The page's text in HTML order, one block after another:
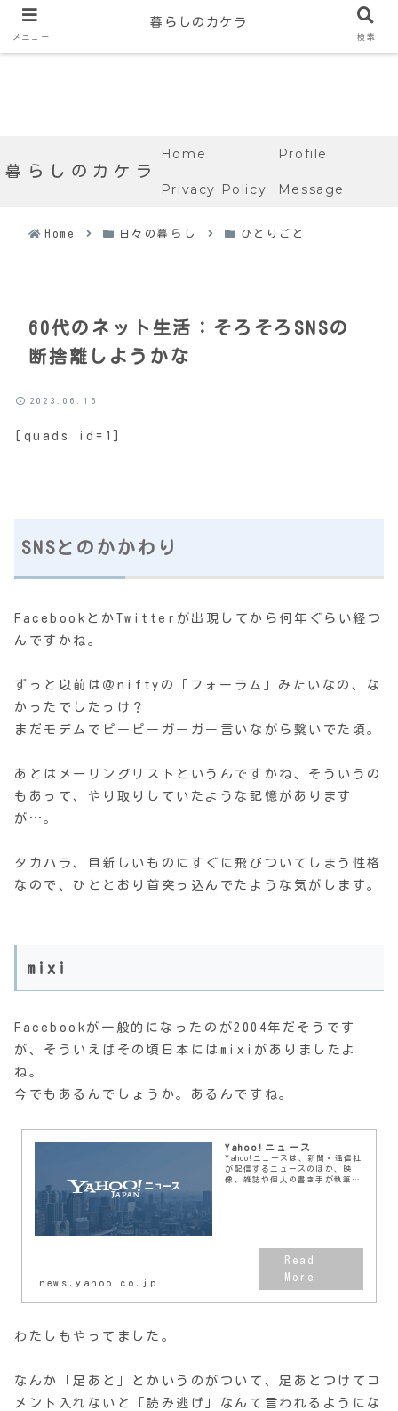
暮らしのカケラ
Home Profile
Privacy Policy Message
Home 日々の暮らし ひとりごと
60代のネット生活：そろそろSNSの
断捨離しようかな
2023.06.15
[quads id=1]
SNSとのかかわり
FacebookとかTwitterが出現してから何年ぐらい経つ
んですかね。
ずっと以前は＠niftyの「フォーラム」みたいなの、な
かったでしたっけ？
まだモデムでピーピーガーガー言いながら繋いでた頃。
あとはメーリングリストというんですかね、そういうの
もあって、やり取りしていたような記憶があります
が…。
タカハラ、目新しいものにすぐに飛びついてしまう性格
なので、ひととおり首突っ込んでたような気がします。
mixi
Facebookが一般的になったのが2004年だそうです
が、そういえばその頃日本にはmixiがありましたよ
ね。
今でもあるんでしょうか。あるんですね。
Yahoo!ニュース
Yahoo!ニュースは、新聞・通信社
が配信するニュースのほか、映
像、雑誌や個人の書き手が執筆す
news.yahoo.co.jp
わたしもやってました。
なんか「足あと」とかいうのがついて、足あとつけてコ
メント入れないと「読み逃げ」なんて言われるようにな
メニュー
暮らしのカケラ
検索